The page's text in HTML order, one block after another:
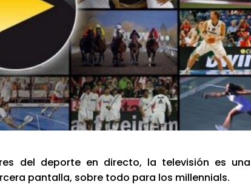
del depor­te en direc­to, la tele­vi­sión es una
pan­ta­lla, sobre todo para los millen­nials.